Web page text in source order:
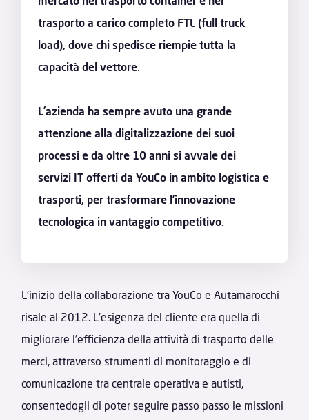
trasporto a carico completo FTL (full truck
load), dove chi spedisce riempie tutta la
capacità del vettore.
L’azienda ha sempre avuto una grande
attenzione alla digitalizzazione dei suoi
processi e da oltre 10 anni si avvale dei
servizi IT offerti da YouCo in ambito logistica e
trasporti, per trasformare l’innovazione
tecnologica in vantaggio competitivo.
L’inizio della collaborazione tra YouCo e Autamarocchi
risale al 2012. L’esigenza del cliente era quella di
migliorare l’efficienza della attività di trasporto delle
merci, attraverso strumenti di monitoraggio e di
comunicazione tra centrale operativa e autisti,
consentedogli di poter seguire passo passo le missioni